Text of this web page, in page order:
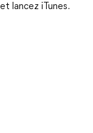
lancez iTunes.